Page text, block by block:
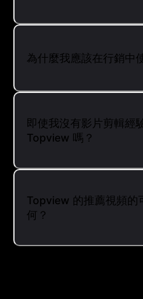
為什麼我應該在行銷中
即使我沒有影片剪輯經
Topview 嗎？
Topview 的推薦視頻的
何？